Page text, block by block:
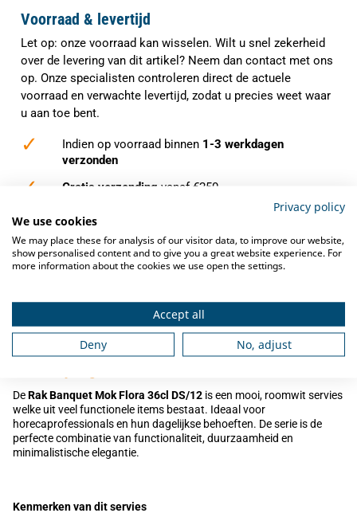
Voorraad & levertijd
Let op: onze voorraad kan wisselen. Wilt u snel zekerheid
over de levering van dit artikel? Neem dan contact met ons
op. Onze specialisten controleren direct de actuele
voorraad en verwachte levertijd, zodat u precies weet waar
u aan toe bent.
✓ Indien op voorraad binnen 1-3 werkdagen
verzonden
✓ Gratis verzending vanaf €250,-
✓ Deskundig advies van grootkeukenspecialisten
✓ Ook na aankoop bieden we service en
ondersteuning
DeRak Banquet Mok Flora 36cl DS/12 is een mooi, roomwit servies
welke uit veel functionele items bestaat. Ideaal voor
horecaprofessionals en hun dagelijkse behoeften. De serie is de
perfecte combinatie van functionaliteit, duurzaamheid en
minimalistische elegantie.
Kenmerken van dit servies
Privacy policy
We use cookies
We may place these for analysis of our visitor data, to improve our website,
show personalised content and to give you a great website experience. For
more information about the cookies we use open the settings.
Accept all
Deny
No, adjust